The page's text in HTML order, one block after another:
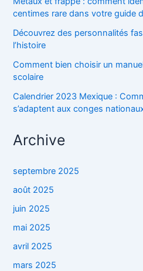
centimes rare dans votre guide
Découvrez des personnalités
l’histoire
Comment bien choisir un
scolaire
Calendrier 2023 Mexique :
s’adaptent aux conges
Archive
septembre 2025
août 2025
juin 2025
mai 2025
avril 2025
mars 2025